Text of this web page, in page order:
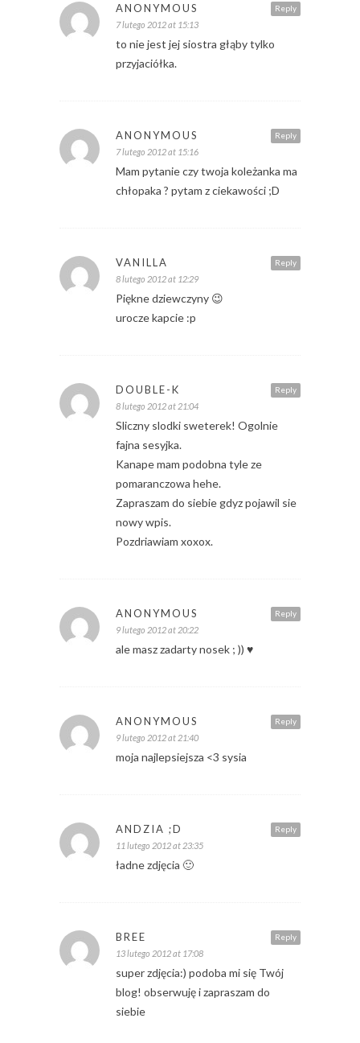
Reply
ANONYMOUS
7 lutego 2012 at 15:13
to nie jest jej siostra głąby tylko
przyjaciółka.
Reply
ANONYMOUS
7 lutego 2012 at 15:16
Mam pytanie czy twoja koleżanka ma
chłopaka ? pytam z ciekawości ;D
Reply
VANILLA
8 lutego 2012 at 12:29
Piękne dziewczyny 😉
urocze kapcie :p
Reply
DOUBLE-K
8 lutego 2012 at 21:04
Sliczny slodki sweterek! Ogolnie
fajna sesyjka.
Kanape mam podobna tyle ze
pomaranczowa hehe.
Zapraszam do siebie gdyz pojawil sie
nowy wpis.
Pozdriawiam xoxox.
Reply
ANONYMOUS
9 lutego 2012 at 20:22
ale masz zadarty nosek ; )) ♥
Reply
ANONYMOUS
9 lutego 2012 at 21:40
moja najlepsiejsza <3 sysia
Reply
ANDZIA ;D
11 lutego 2012 at 23:35
ładne zdjęcia 🙂
Reply
BREE
13 lutego 2012 at 17:08
super zdjęcia:) podoba mi się Twój
blog! obserwuję i zapraszam do
siebie